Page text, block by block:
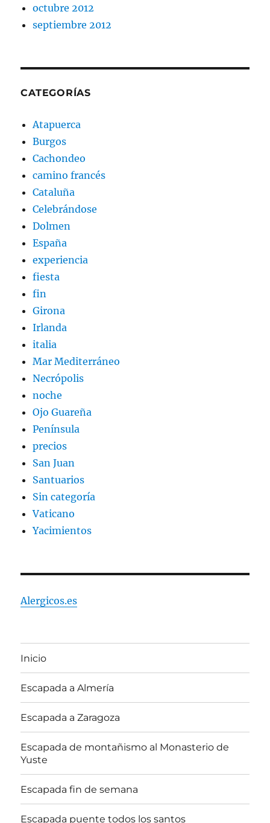
octubre 2012
septiembre 2012
CATEGORÍAS
Atapuerca
Burgos
Cachondeo
camino francés
Cataluña
Celebrándose
Dolmen
España
experiencia
fiesta
fin
Girona
Irlanda
italia
Mar Mediterráneo
Necrópolis
noche
Ojo Guareña
Península
precios
San Juan
Santuarios
Sin categoría
Vaticano
Yacimientos
Alergicos.es
Inicio
Escapada a Almería
Escapada a Zaragoza
Escapada de montañismo al Monasterio de
Yuste
Escapada fin de semana
Escapada puente todos los santos